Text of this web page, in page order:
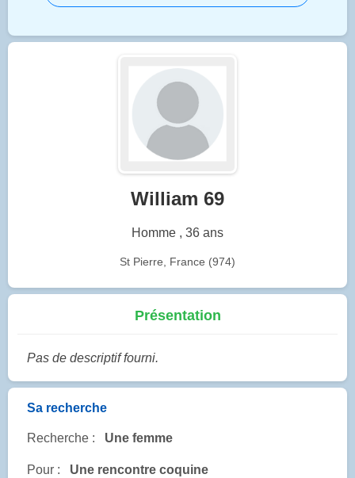
William 69
Homme , 36 ans
St Pierre, France (974)
Présentation
Pas de descriptif fourni.
Sa recherche
Recherche : Une femme
Pour : Une rencontre coquine